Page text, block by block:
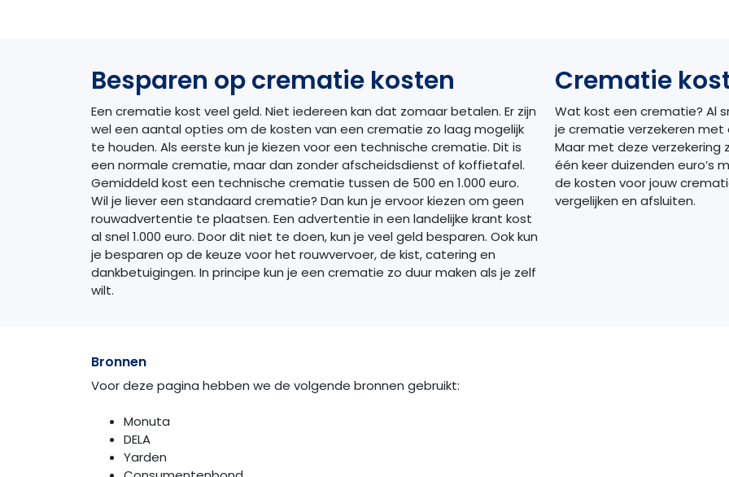
Besparen op crematie kosten
Een crematie kost veel geld. Niet iedereen kan dat zomaar betalen. Er zijn
wel een aantal opties om de kosten van een crematie zo laag mogelijk
te houden. Als eerste kun je kiezen voor een technische crematie. Dit is
een normale crematie, maar dan zonder afscheidsdienst of koffietafel.
Gemiddeld kost een technische crematie tussen de 500 en 1.000 euro.
Wil je liever een standaard crematie? Dan kun je ervoor kiezen om geen
rouwadvertentie te plaatsen. Een advertentie in een landelijke krant kost
al snel 1.000 euro. Door dit niet te doen, kun je veel geld besparen. Ook kun
je besparen op de keuze voor het rouwvervoer, de kist, catering en
dankbetuigingen. In principe kun je een crematie zo duur maken als je zelf
wilt.
Crematie
Wat kost een crematie? Al
je crematie verzekeren met
Maar met deze verzekering
één keer duizenden euro’s
de kosten voor jouw
vergelijken en afsluiten.
Bronnen
Voor deze pagina hebben we de volgende bronnen gebruikt:
Monuta
DELA
Yarden